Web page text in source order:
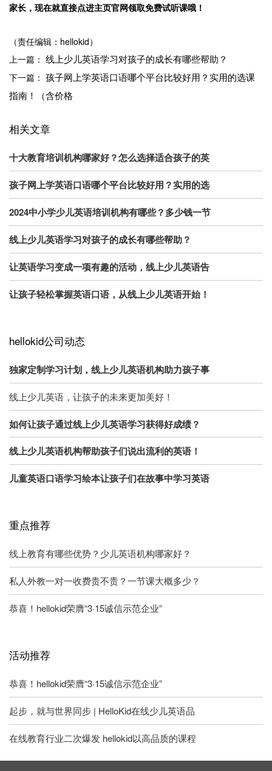
家长，现在就直接点进主页官网领取免费试听课哦！
（责任编辑：hellokid）
上一篇： 线上少儿英语学习对孩子的成长有哪些帮助？
下一篇： 孩子网上学英语口语哪个平台比较好用？实用的选课
指南！（含价格
相关文章
十大教育培训机构哪家好？怎么选择适合孩子的英
孩子网上学英语口语哪个平台比较好用？实用的选
2024中小学少儿英语培训机构有哪些？多少钱一节
线上少儿英语学习对孩子的成长有哪些帮助？
让英语学习变成一项有趣的活动，线上少儿英语告
让孩子轻松掌握英语口语，从线上少儿英语开始！
hellokid公司动态
独家定制学习计划，线上少儿英语机构助力孩子事
线上少儿英语，让孩子的未来更加美好！
如何让孩子通过线上少儿英语学习获得好成绩？
线上少儿英语机构帮助孩子们说出流利的英语！
儿童英语口语学习绘本让孩子们在故事中学习英语
重点推荐
线上教育有哪些优势？少儿英语机构哪家好？
私人外教一对一收费贵不贵？一节课大概多少？
恭喜！hellokid荣膺“3·15诚信示范企业”
活动推荐
恭喜！hellokid荣膺“3·15诚信示范企业”
起步，就与世界同步 | HelloKid在线少儿英语品
在线教育行业二次爆发 hellokid以高品质的课程